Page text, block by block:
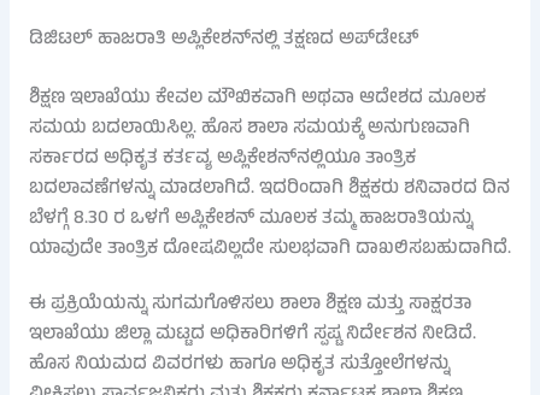
ಡಿಜಿಟಲ್ ಹಾಜರಾತಿ ಅಪ್ಲಿಕೇಶನ್‌ನಲ್ಲಿ ತಕ್ಷಣದ ಅಪ್‌ಡೇಟ್
ಶಿಕ್ಷಣ ಇಲಾಖೆಯು ಕೇವಲ ಮೌಖಿಕವಾಗಿ ಅಥವಾ ಆದೇಶದ ಮೂಲಕ
ಸಮಯ ಬದಲಾಯಿಸಿಲ್ಲ. ಹೊಸ ಶಾಲಾ ಸಮಯಕ್ಕೆ ಅನುಗುಣವಾಗಿ
ಸರ್ಕಾರದ ಅಧಿಕೃತ ಕರ್ತವ್ಯ ಅಪ್ಲಿಕೇಶನ್‌ನಲ್ಲಿಯೂ ತಾಂತ್ರಿಕ
ಬದಲಾವಣೆಗಳನ್ನು ಮಾಡಲಾಗಿದೆ. ಇದರಿಂದಾಗಿ ಶಿಕ್ಷಕರು ಶನಿವಾರದ ದಿನ
ಬೆಳಗ್ಗೆ 8.30 ರ ಒಳಗೆ ಅಪ್ಲಿಕೇಶನ್ ಮೂಲಕ ತಮ್ಮ ಹಾಜರಾತಿಯನ್ನು
ಯಾವುದೇ ತಾಂತ್ರಿಕ ದೋಷವಿಲ್ಲದೇ ಸುಲಭವಾಗಿ ದಾಖಲಿಸಬಹುದಾಗಿದೆ.
ಈ ಪ್ರಕ್ರಿಯೆಯನ್ನು ಸುಗಮಗೊಳಿಸಲು ಶಾಲಾ ಶಿಕ್ಷಣ ಮತ್ತು ಸಾಕ್ಷರತಾ
ಇಲಾಖೆಯು ಜಿಲ್ಲಾ ಮಟ್ಟದ ಅಧಿಕಾರಿಗಳಿಗೆ ಸ್ಪಷ್ಟ ನಿರ್ದೇಶನ ನೀಡಿದೆ.
ಹೊಸ ನಿಯಮದ ವಿವರಗಳು ಹಾಗೂ ಅಧಿಕೃತ ಸುತ್ತೋಲೆಗಳನ್ನು